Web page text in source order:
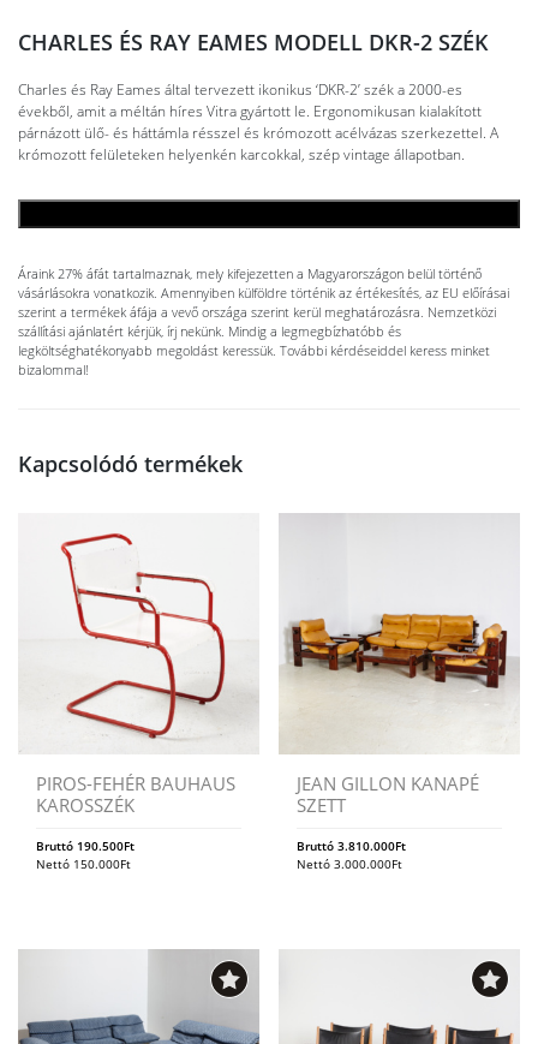
CHARLES ÉS RAY EAMES MODELL DKR-2 SZÉK
Charles és Ray Eames által tervezett ikonikus ‘DKR-2’ szék a 2000-es
évekből, amit a méltán híres Vitra gyártott le. Ergonomikusan kialakított
párnázott ülő- és háttámla résszel és krómozott acélvázas szerkezettel. A
krómozott felületeken helyenkén karcokkal, szép vintage állapotban.
Áraink 27% áfát tartalmaznak, mely kifejezetten a Magyarországon belül történő
vásárlásokra vonatkozik. Amennyiben külföldre történik az értékesítés, az EU előírásai
szerint a termékek áfája a vevő országa szerint kerül meghatározásra. Nemzetközi
szállítási ajánlatért kérjük, írj nekünk. Mindig a legmegbízhatóbb és
legköltséghatékonyabb megoldást keressük. További kérdéseiddel keress minket
bizalommal!
Kapcsolódó termékek
PIROS-FEHÉR BAUHAUS
KAROSSZÉK
Bruttó 190.500Ft
Nettó 150.000Ft
JEAN GILLON KANAPÉ
SZETT
Bruttó3.810.000Ft
Nettó3.000.000Ft